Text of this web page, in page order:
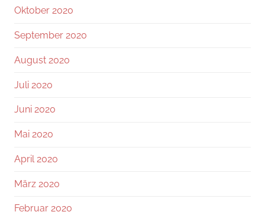
Oktober 2020
September 2020
August 2020
Juli 2020
Juni 2020
Mai 2020
April 2020
März 2020
Februar 2020